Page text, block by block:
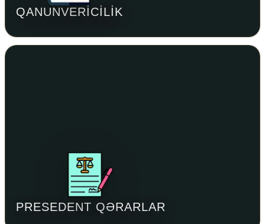
QANUNVERICILIK
PRESEDENT QƏRARLAR